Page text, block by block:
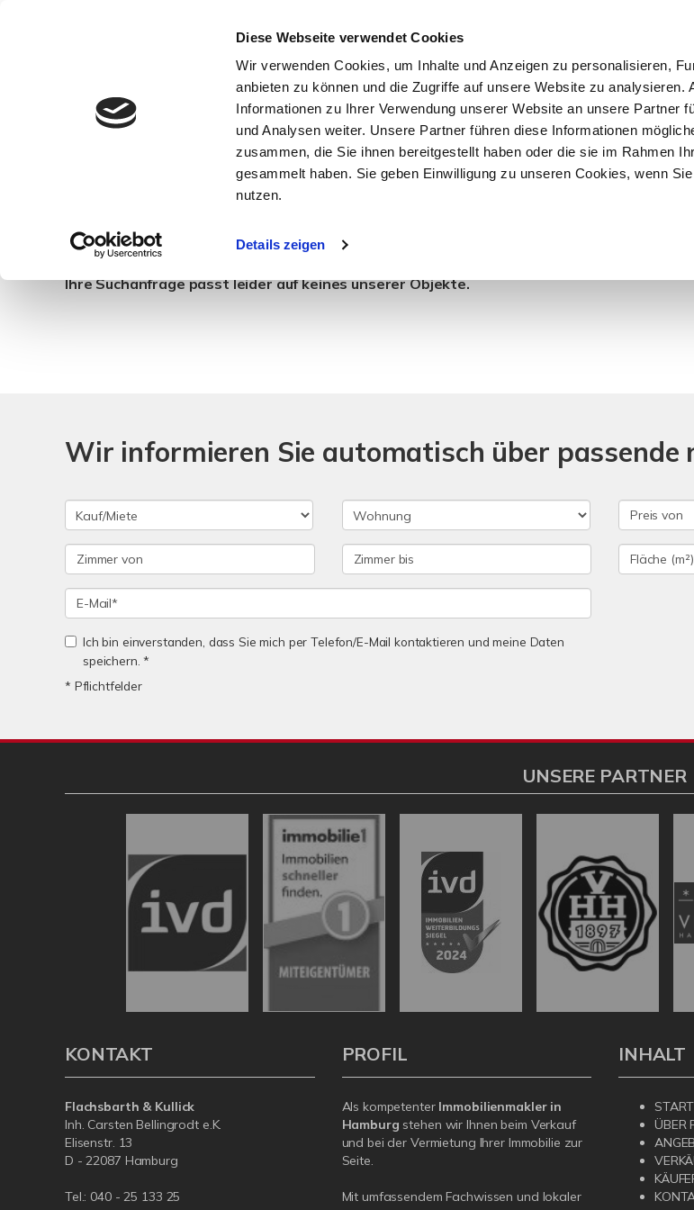
Diese Webseite verwendet Cookies
Wir verwenden Cookies, um Inhalte und Anzeigen zu personalisieren,
anbieten zu können und die Zugriffe auf unsere Website zu analysieren.
Informationen zu Ihrer Verwendung unserer Website an unsere Partner
und Analysen weiter. Unsere Partner führen diese Informationen
zusammen, die Sie ihnen bereitgestellt haben oder die sie im Rahmen
gesammelt haben. Sie geben Einwilligung zu unseren Cookies, wenn
nutzen.
Details zeigen
START ÜBER F&K
mieten Hamburg / Hoheluft-West
Ihre Suchanfrage passt leider auf keines unserer Objekte.
Wir informieren Sie automatisch über passende
Ich bin einverstanden, dass Sie mich per Telefon/E-Mail kontaktieren und meine Daten
speichern. *
* Pflichtfelder
UNSERE PARTNER
KONTAKT
Flachsbarth & Kullick
Inh. Carsten Bellingrodt e.K.
Elisenstr. 13
D - 22087 Hamburg
Tel.: 040 - 25 133 25
PROFIL
Als kompetenter Immobilienmakler in
Hamburg stehen wir Ihnen beim Verkauf
und bei der Vermietung Ihrer Immobilie zur
Seite.
Mit umfassendem Fachwissen und lokaler
INHALT
START
ÜBER